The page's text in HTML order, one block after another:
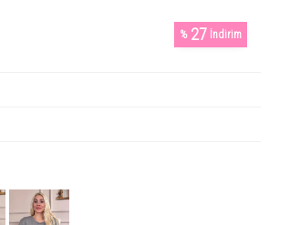
%27 İndirim